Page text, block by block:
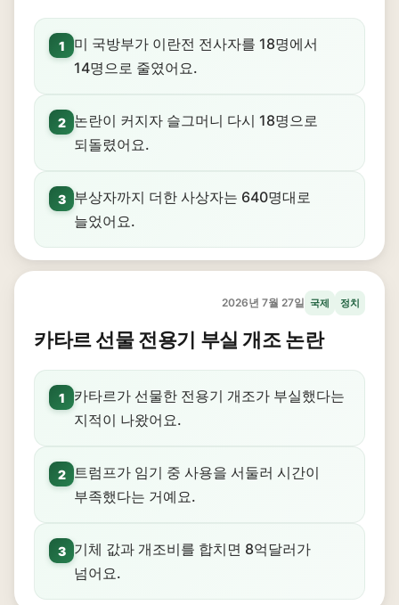
1
미 국방부가 이란전 전사자를 18명에서
14명으로 줄였어요.
2
논란이 커지자 슬그머니 다시 18명으로
되돌렸어요.
3
부상자까지 더한 사상자는 640명대로
늘었어요.
2026년 7월 27일 국제 정치
카타르 선물 전용기 부실 개조 논란
1
카타르가 선물한 전용기 개조가 부실했다는
지적이 나왔어요.
2
트럼프가 임기 중 사용을 서둘러 시간이
부족했다는 거예요.
3
기체 값과 개조비를 합치면 8억달러가
넘어요.